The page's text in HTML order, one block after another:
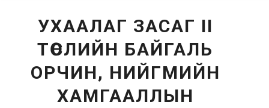
УХААЛАГ ЗАСАГ II
ТӨСЛИЙН БАЙГАЛЬ
ОРЧИН, НИЙГМИЙН
ХАМГААЛЛЫН